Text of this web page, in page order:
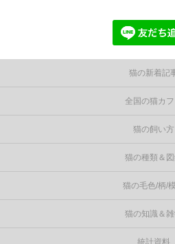
猫の新着記
全国の猫カフ
猫の飼い方
猫の種類＆
猫の毛色/柄/
猫の知識＆